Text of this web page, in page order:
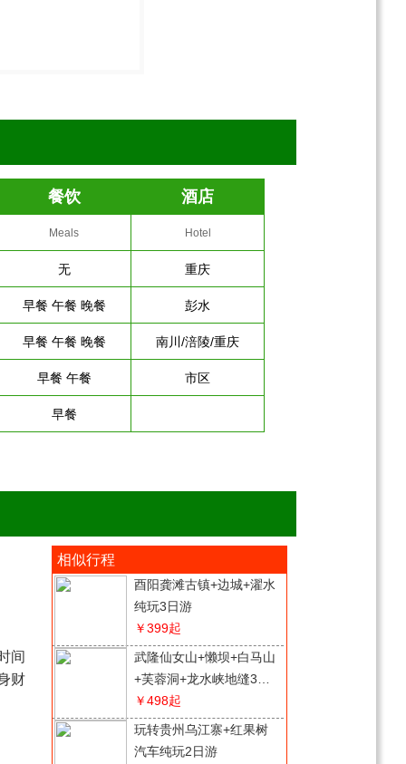
餐饮 酒店
Meals Hotel
无 重庆
早餐 午餐 晚餐 彭水
早餐 午餐 晚餐 南川/涪陵/重庆
早餐 午餐 市区
早餐
间
财
相似行程
酉阳龚滩古镇+边城+濯水
纯玩3日游
￥399起
武隆仙女山+懒坝+白马山
+芙蓉洞+龙水峡地缝3日
游
￥498起
玩转贵州乌江寨+红果树
汽车纯玩2日游